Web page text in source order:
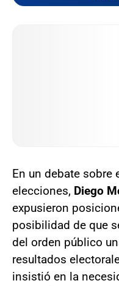
En un debate sobre
elecciones, Diego
expusieron
posibilidad de que
del orden público
resultados
insistió en la